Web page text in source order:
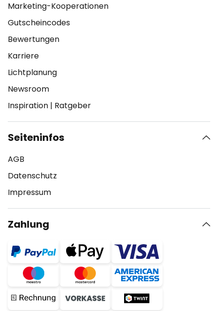
Marketing-Kooperationen
Gutscheincodes
Bewertungen
Karriere
Lichtplanung
Newsroom
Inspiration | Ratgeber
Seiteninfos
AGB
Datenschutz
Impressum
Zahlung